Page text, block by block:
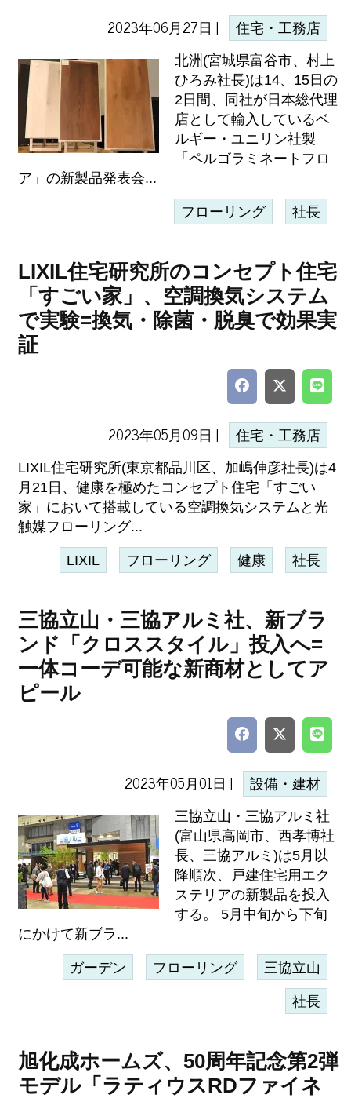
2023年06月27日 | 住宅・工務店
北洲(宮城県富谷市、村上
ひろみ社長)は14、15日の
2日間、同社が日本総代理
店として輸入しているベ
ルギー・ユニリン社製
「ペルゴラミネートフロ
ア」の新製品発表会...
フローリング 社長
LIXIL住宅研究所のコンセプト住宅
「すごい家」、空調換気システム
で実験=換気・除菌・脱臭で効果実
証
2023年05月09日 | 住宅・工務店
LIXIL住宅研究所(東京都品川区、加嶋伸彦社長)は4
月21日、健康を極めたコンセプト住宅「すごい
家」において搭載している空調換気システムと光
触媒フローリング...
LIXIL フローリング 健康 社長
三協立山・三協アルミ社、新ブラ
ンド「クロススタイル」投入へ=
一体コーデ可能な新商材としてア
ピール
2023年05月01日 | 設備・建材
三協立山・三協アルミ社
(富山県高岡市、西孝博社
長、三協アルミ)は5月以
降順次、戸建住宅用エク
ステリアの新製品を投入
する。 5月中旬から下旬
にかけて新ブラ...
ガーデン フローリング 三協立山
社長
旭化成ホームズ、50周年記念第2弾
モデル「ラティウスRDファイネ